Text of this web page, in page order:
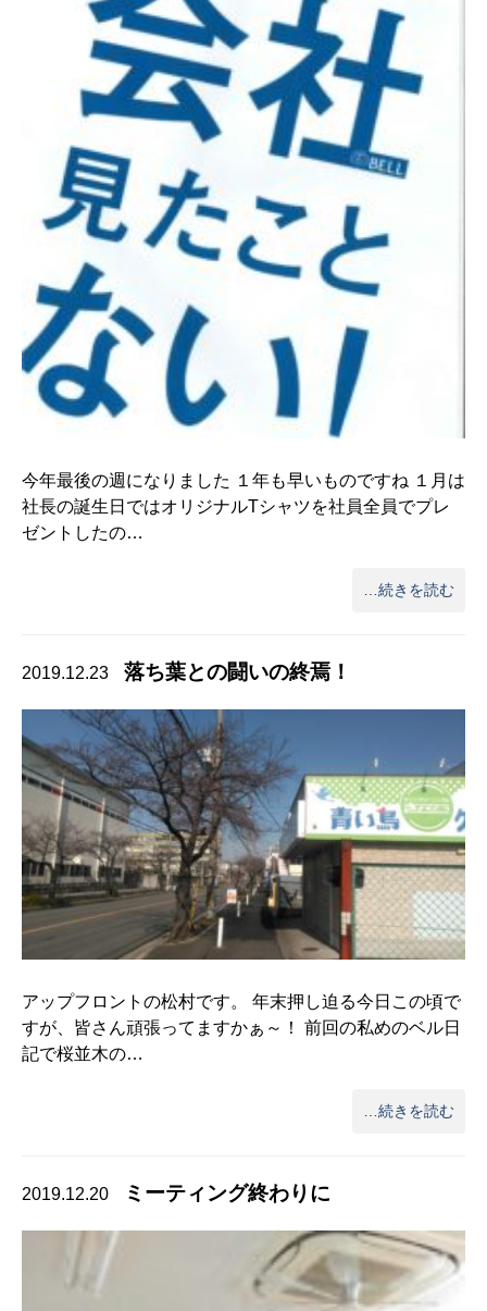
今年最後の週になりました １年も早いものですね １月は
社長の誕生日ではオリジナルTシャツを社員全員でプレ
ゼントしたの…
…続きを読む
2019.12.23 落ち葉との闘いの終焉！
アップフロントの松村です。 年末押し迫る今日この頃で
すが、皆さん頑張ってますかぁ～！ 前回の私めのベル日
記で桜並木の…
…続きを読む
2019.12.20 ミーティング終わりに